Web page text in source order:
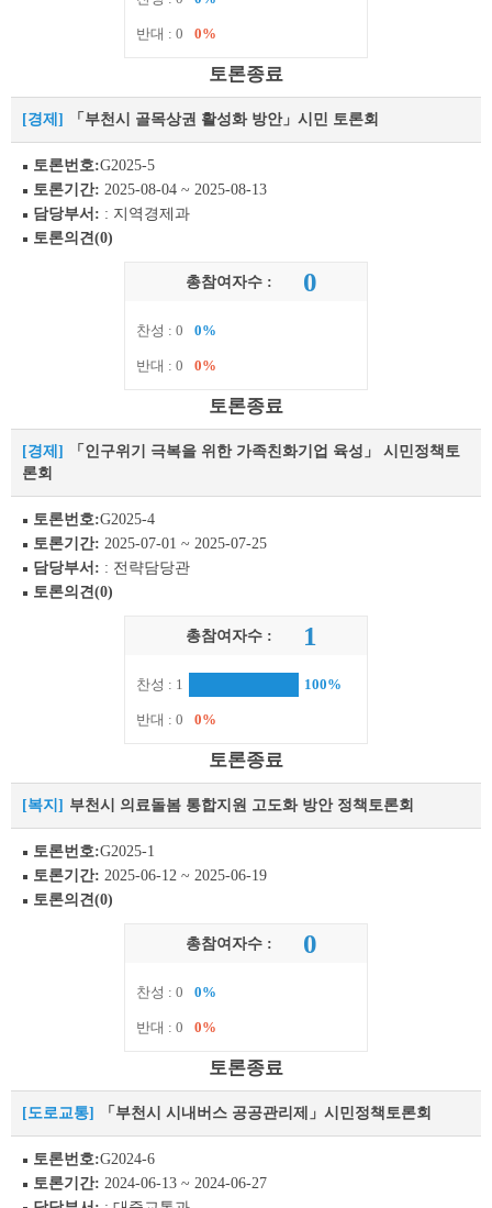
반대 : 0 0%
토론종료
[경제] 「부천시 골목상권 활성화 방안」시민 토론회
토론번호:G2025-5
토론기간: 2025-08-04 ~ 2025-08-13
담당부서: : 지역경제과
토론의견(0)
총참여자수 : 0
찬성 : 0 0%
반대 : 0 0%
토론종료
[경제]
「인구위기 극복을 위한 가족친화기업 육성」 시민정책토
론회
토론번호:G2025-4
토론기간: 2025-07-01 ~ 2025-07-25
담당부서: : 전략담당관
토론의견(0)
총참여자수 : 1
찬성 : 1 100%
반대 : 0 0%
토론종료
[복지] 부천시 의료돌봄 통합지원 고도화 방안 정책토론회
토론번호:G2025-1
토론기간: 2025-06-12 ~ 2025-06-19
토론의견(0)
총참여자수 : 0
찬성 : 0 0%
반대 : 0 0%
토론종료
[도로교통] 「부천시 시내버스 공공관리제」시민정책토론회
토론번호:G2024-6
토론기간: 2024-06-13 ~ 2024-06-27